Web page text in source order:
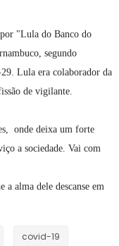
"Lula do Banco do
segundo
Lula era colaborador da
de vigilante.
onde deixa um forte
a sociedade. Vai com
a alma dele descanse em
covid-19